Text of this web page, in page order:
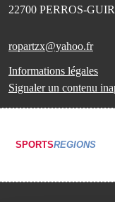
22700 PERROS-
ropartzx@yahoo.fr
Informations légales
Signaler un contenu
SPORTSREGIONS